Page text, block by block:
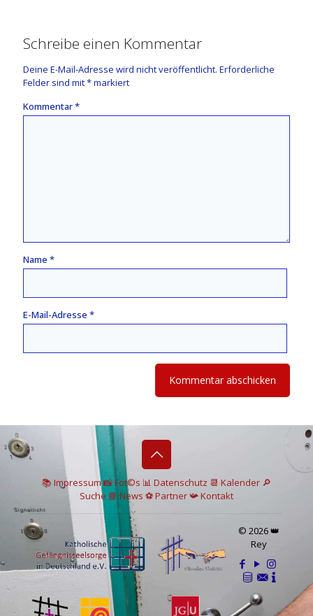
Schreibe einen Kommentar
Deine E-Mail-Adresse wird nicht veröffentlicht. Erforderliche
Felder sind mit*markiert
Kommentar*
Name *
E-Mail-Adresse *
📚 Impressum📸Fot©s 📊 Datenschutz 📆 Kalender 🔎
Suche 📘 News ⚽Partner📯Kontakt
© 2026 👑
Rey